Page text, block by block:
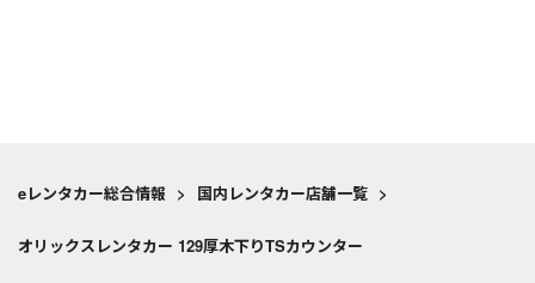
eレンタカー総合情報 > 国内レンタカー店舗一覧 >
オリックスレンタカー 129厚木下りTSカウンター